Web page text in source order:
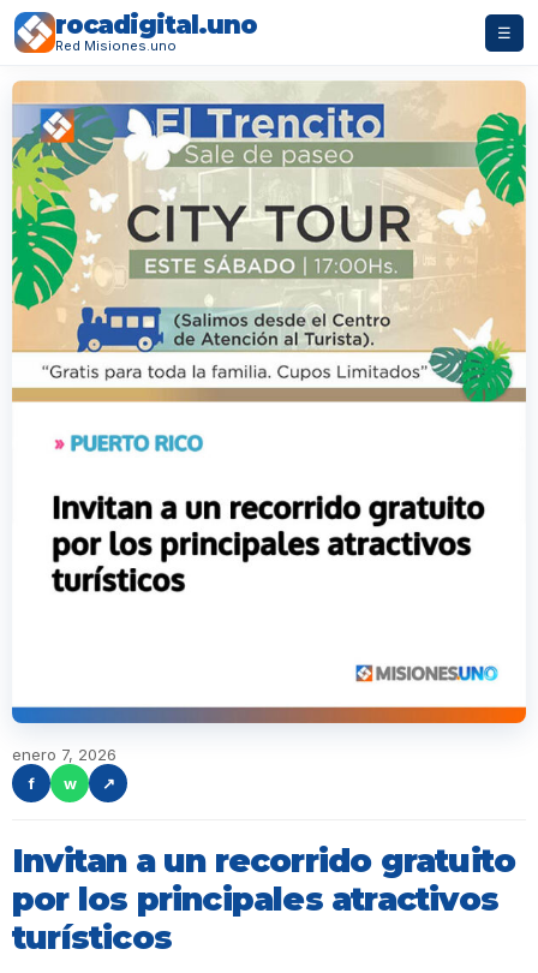
rocadigital.uno
Red Misiones.uno
☰
enero 7, 2026
f
w ↗
Invitan a un recorrido gratuito
por los principales atractivos
turísticos